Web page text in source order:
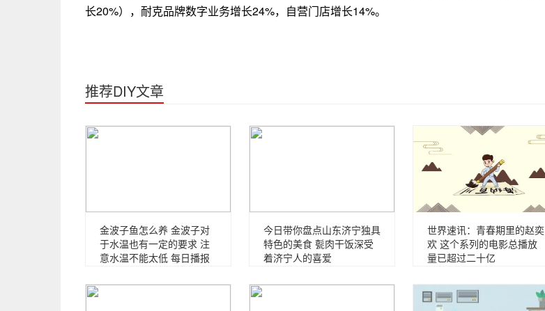
长20%），耐克品牌数字业务增长24%，自营门店增长14%。
推荐DIY文章
金波子鱼怎么养 金波子对
于水温也有一定的要求 注
意水温不能太低 每日播报
今日带你盘点山东济宁独具
特色的美食 甏肉干饭深受
着济宁人的喜爱
世界速讯：青春期里的赵奕
欢 这个系列的电影总播放
量已超过二十亿